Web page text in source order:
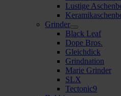
Lustige
Grinder
Black Leaf
Dope Bros.
Gleichdick
Grindnation
Marie Grinder
SLX
Tectonic9